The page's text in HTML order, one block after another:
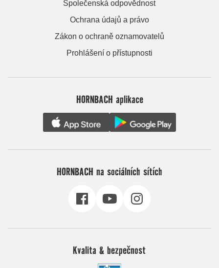
Společenská odpovědnost
Ochrana údajů a právo
Zákon o ochraně oznamovatelů
Prohlášení o přístupnosti
HORNBACH aplikace
HORNBACH na sociálních sítích
Kvalita & bezpečnost